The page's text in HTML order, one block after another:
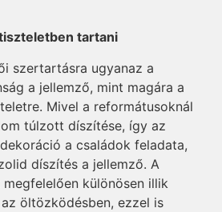
tartani
szertartásra ugyanaz a
a jellemző, mint magára a
Mivel a reformátusoknál
túlzott díszítése, így az
a családok feladata,
díszítés a jellemző. A
különösen illik
öltözködésben, ezzel is